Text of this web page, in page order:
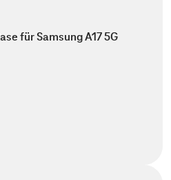
für Samsung A17 5G